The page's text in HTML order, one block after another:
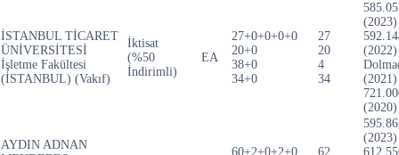
İSTANBUL TİCARET
ÜNİVERSİTESİ
İşletme Fakültesi
(İSTANBUL) (Vakıf)
İktisat
(%50
İndirimli)
EA
27+0+0+0+0
20+0
38+0
34+0
27
20
4
34
(2023)
(2022)
(2021)
(2020)
AYDIN ADNAN
60+2+0+2+0 62
(2023)